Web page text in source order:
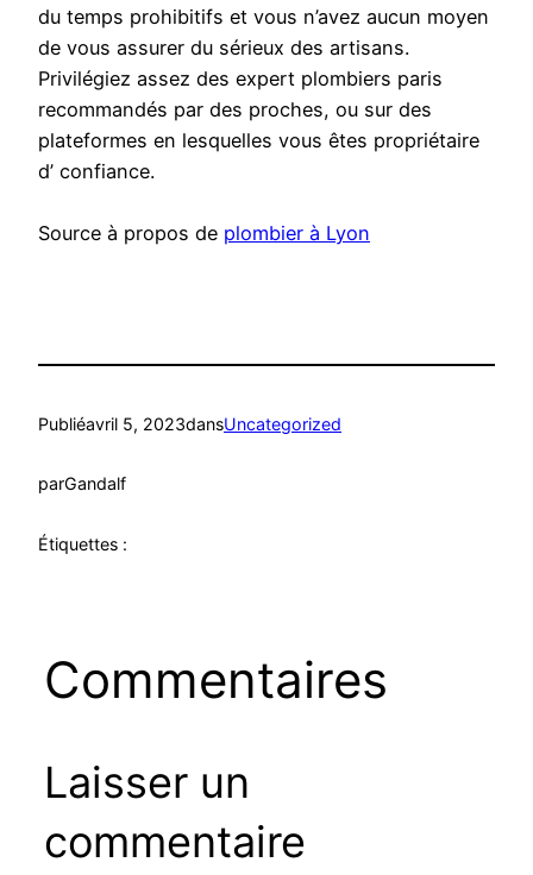
du temps prohibitifs et vous n’avez aucun moyen
de vous assurer du sérieux des artisans.
Privilégiez assez des expert plombiers paris
recommandés par des proches, ou sur des
plateformes en lesquelles vous êtes propriétaire
d’ confiance.
Source à propos de plombier à Lyon
Publiéavril 5, 2023dansUncategorized
parGandalf
Étiquettes :
Commentaires
Laisser un
commentaire